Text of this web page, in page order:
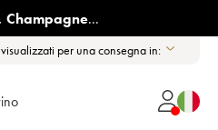
Champagne...
per una consegna in: